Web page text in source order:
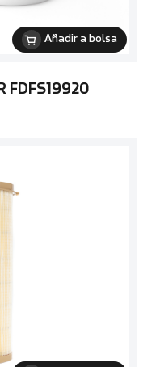
Añadir a bolsa
FDFS19920